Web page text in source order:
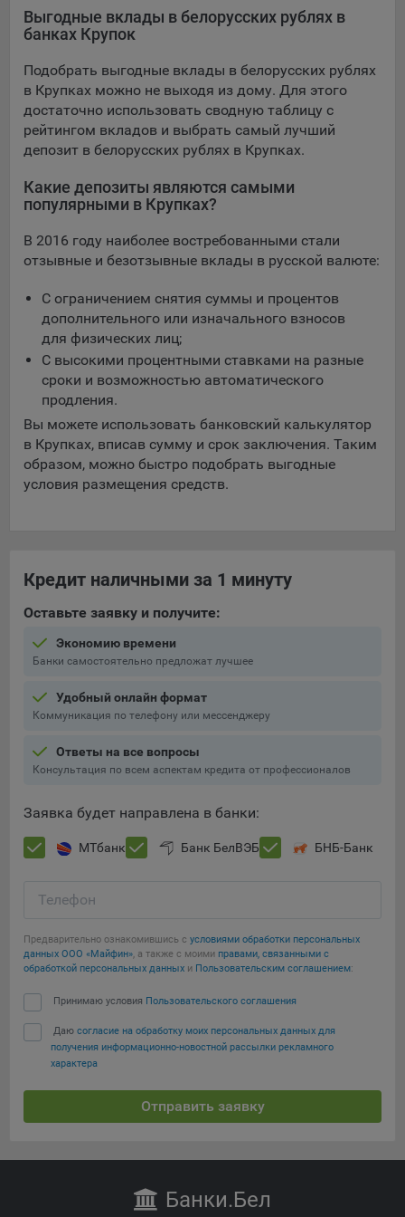
конфиденциальности Яндекс
Google Analytics – сервис веб-аналитики,
Google Data Protection Office, 1600 Amphitheatre Pkwy,
Mountain View, CA 94043, USA. Политика
конфиденциальности Google.
Matomo — это система веб-аналитики, которая позволяет
следит за доступностью сервисов, предоставляемых
Адрес: ООО «Рэкун технолоджи», 220069 г. Минск, пр-т
Дзержинского, д.3Б, пом.44.
Пиксель VK Рекламы - сервис позволяет показывать
рекламу на площадке VK пользователям, которые
Адрес: ООО «ВК», РФ, 125167, г. Москва, Ленинградский
проспект, д. 39, стр. 79, БЦ «SkyLight».
Технические настройки
Технические настройки хранят технические данные вашего
выбора (например, языкового). Техническая аналитика
используется для обеспечения корректной работы сайта.
Компании, которой мы поручаем обработку данных для
данной цели:
Отключение рекламных cookie-файлы не позволит
принимать меры по совершенствованию работы
осуществлять подбор рекламы, иных рекламных
материалов по наиболее актуальному, подходящему
Компании, которым мы поручаем обработку данных для
Яндекса рекламная сеть (Yandex Mobile Ads, ADFOX) -
сервис показа контекстной рекламы. Адрес: Yandex
Europe AG, Werftestrasse 4, CH-6005 Luzern, Switzerland.
Google Ads - сервис показа контекстной рекламы,
предоставляемый компанией Google Ireland Ltd, Gordon
Сохранить мои изменения
Сохранить по умолчанию
Выгодные вклады в белорусских рублях в
банках Крупок
Подобрать выгодные вклады в белорусских рублях
в Крупках можно не выходя из дому. Для этого
достаточно использовать сводную таблицу с
рейтингом вкладов и выбрать самый лучший
депозит в белорусских рублях в Крупках.
Какие депозиты являются самыми
популярными в Крупках?
В 2016 году наиболее востребованными стали
отзывные и безотзывные вклады в русской валюте:
С ограничением снятия суммы и процентов
дополнительного или изначального взносов
для физических лиц;
С высокими процентными ставками на разные
сроки и возможностью автоматического
продления.
Вы можете использовать банковский калькулятор
в Крупках, вписав сумму и срок заключения. Таким
образом, можно быстро подобрать выгодные
условия размещения средств.
Кредит наличными за 1 минуту
Оставьте заявку и получите:
Экономию времени
Банки самостоятельно предложат лучшее
Удобный онлайн формат
Коммуникация по телефону или мессенджеру
Ответы на все вопросы
Консультация по всем аспектам кредита от профессионалов
Заявка будет направлена в банки:
МТбанк Банк БелВЭБ БНБ-Банк
Телефон
Предварительно ознакомившись с условиями обработки персональных
данных ООО «Майфин», а также с моими правами, связанными с
обработкой персональных данных и Пользовательским соглашением:
Принимаю условия Пользовательского соглашения
Даю согласие на обработку моих персональных данных для
получения информационно-новостной рассылки рекламного
характера
Отправить заявку
Банки.Бел